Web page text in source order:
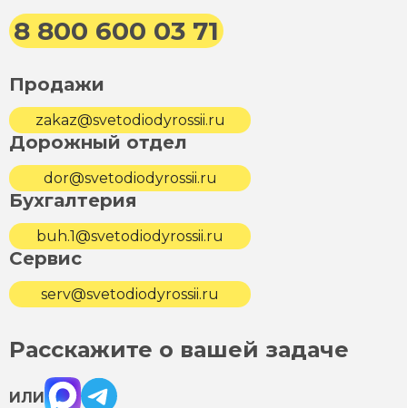
8 800 600 03 71
Продажи
zakaz@svetodiodyrossii.ru
Дорожный отдел
dor@svetodiodyrossii.ru
Бухгалтерия
buh.1@svetodiodyrossii.ru
Сервис
serv@svetodiodyrossii.ru
Расскажите о вашей задаче
ИЛИ
Max Telegram